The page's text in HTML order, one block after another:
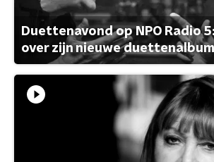
Duettenavond op NPO Radio
over zijn nieuwe duettenalbum